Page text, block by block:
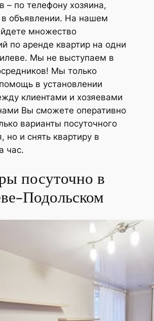
– по телефону хозяина,
в объявлении. На нашем
множество
по аренде квартир на одни
Мы не выступаем в
Мы только
в установлении
клиентами и хозяевами
Вы сможете оперативно
варианты посуточного
но и снять квартиру в
час.
посуточно в
Подольском